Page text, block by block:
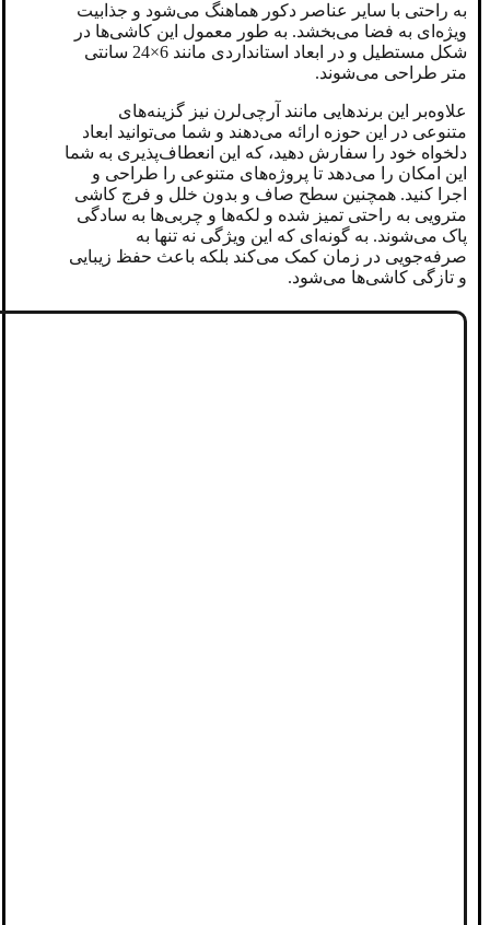
به راحتی با سایر عناصر دکور هماهنگ می‌شود و جذابیت
ویژه‌ای به فضا می‌بخشد. به طور معمول این کاشی‌ها در
شکل مستطیل و در ابعاد استانداردی مانند 6×24 سانتی
متر طراحی می‌شوند.
علاوه‌بر این برندهایی مانند آرچی‌لرن نیز گزینه‌های
متنوعی در این حوزه ارائه می‌دهند و شما می‌توانید ابعاد
دلخواه خود را سفارش دهید، که این انعطاف‌پذیری به شما
این امکان را می‌دهد تا پروژه‌های متنوعی را طراحی و
اجرا کنید. همچنین سطح صاف و بدون خلل و فرج کاشی
مترویی به راحتی تمیز شده و لکه‌ها و چربی‌ها به سادگی
پاک می‌شوند. به گونه‌ای که این ویژگی نه تنها به
صرفه‌جویی در زمان کمک می‌کند بلکه باعث حفظ زیبایی
و تازگی کاشی‌ها می‌شود.